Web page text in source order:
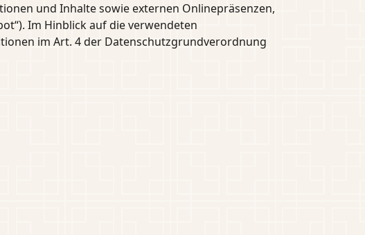
und Inhalte sowie externen Onlinepräsenzen,
Im Hinblick auf die verwendeten
im Art. 4 der Datenschutzgrundverordnung